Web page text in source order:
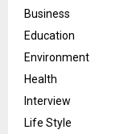
Business
Education
Environment
Health
Interview
Life Style